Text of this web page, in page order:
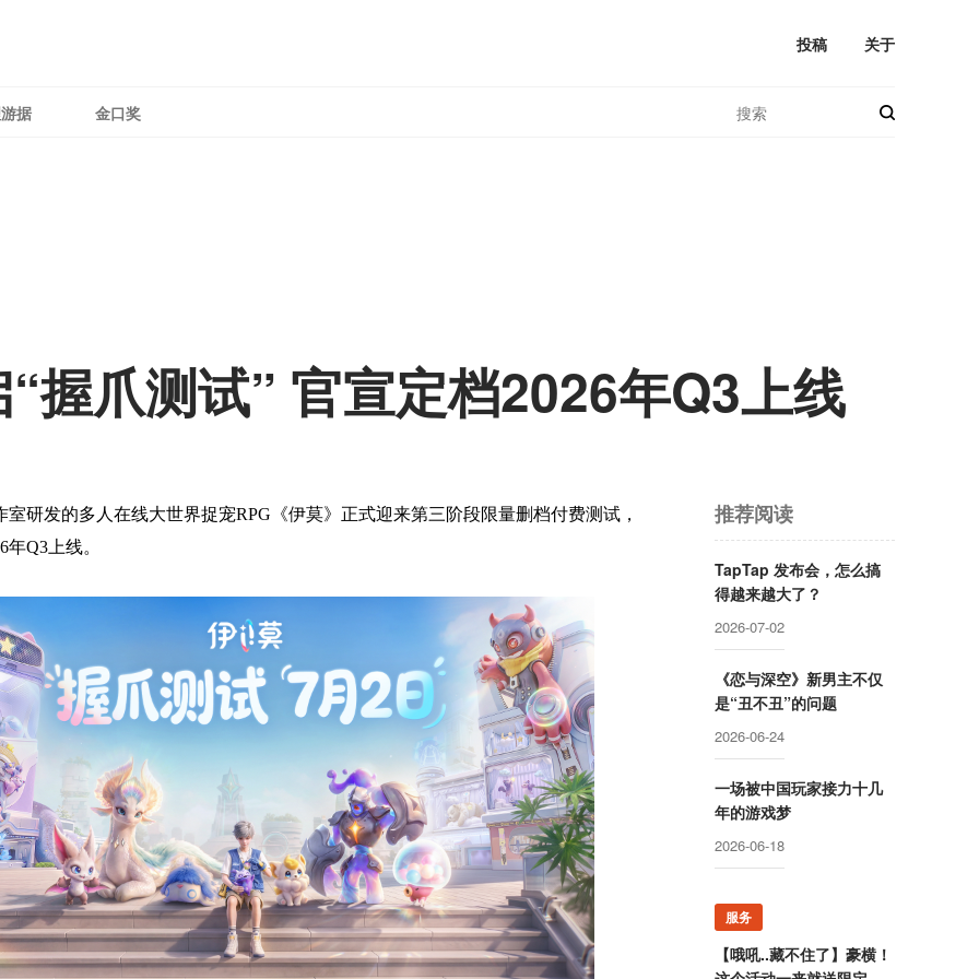
投稿 关于
据 金口奖
握爪测试” 官宣定档2026年Q3上线
室研发的多人在线大世界捉宠RPG《伊莫》正式迎来第三阶段限量删档付费测试，
Q3上线。
推荐阅读
TapTap 发布会，怎么搞
得越来越大了？
2026-07-02
《恋与深空》新男主不仅
是“丑不丑”的问题
2026-06-24
一场被中国玩家接力十几
年的游戏梦
2026-06-18
服务
【哦吼..藏不住了】豪横！